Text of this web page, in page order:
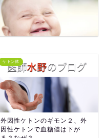
ケトン体
外因性ケトンのギモン２、外
因性ケトンで血糖値は下が